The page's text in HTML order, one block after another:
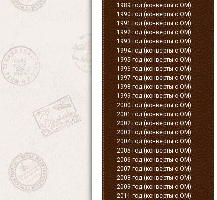
1989 год (конверты с ОМ)
1990 год (конверты с ОМ)
1991 год (конверты с ОМ)
1992 год (конверты с ОМ)
1993 год (конверты с ОМ)
1994 год (конверты с ОМ)
1995 год (конверты с ОМ)
1996 год (конверты с ОМ)
1997 год (конверты с ОМ)
1998 год (конверты с ОМ)
1999 год (конверты с ОМ)
2000 год (конверты с ОМ)
2001 год (конверты с ОМ)
2002 год (конверты с ОМ)
2003 год (конверты с ОМ)
2004 год (конверты с ОМ)
2005 год (конверты с ОМ)
2006 год (конверты с ОМ)
2007 год (конверты с ОМ)
2008 год (конверты с ОМ)
2009 год (конверты с ОМ)
2011 год (конверты с ОМ)